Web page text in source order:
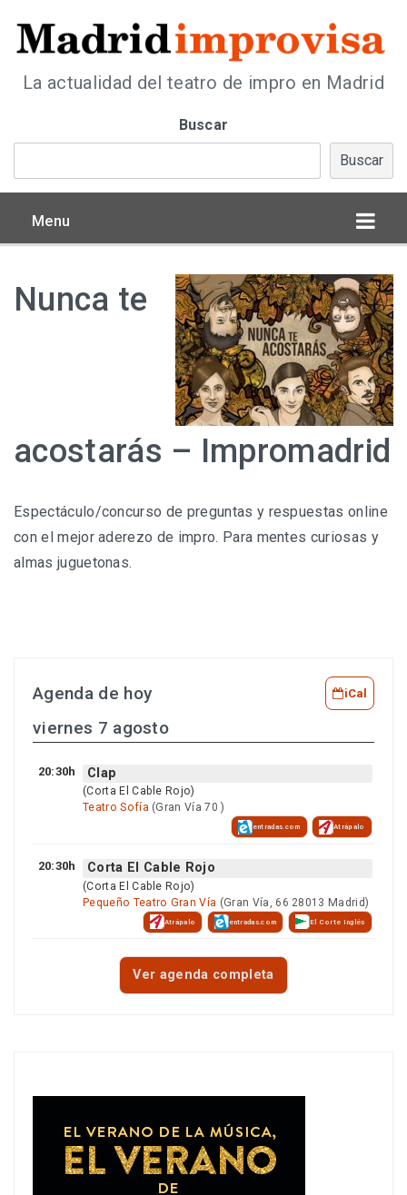
La actualidad del teatro de impro en Madrid
Buscar
Buscar
Menu
Nunca te
acostarás – Impromadrid
Espectáculo/concurso de preguntas y respuestas online
con el mejor aderezo de impro. Para mentes curiosas y
almas juguetonas.
Agenda de hoy iCal
viernes 7 agosto
20:30h Clap
(Corta El Cable Rojo)
Teatro Sofía (Gran Vía 70 )
entradas.com Atrápalo
20:30h Corta El Cable Rojo
(Corta El Cable Rojo)
Pequeño Teatro Gran Vía (Gran Vía, 66 28013 Madrid)
Atrápalo entradas.com El Corte Inglés
Ver agenda completa